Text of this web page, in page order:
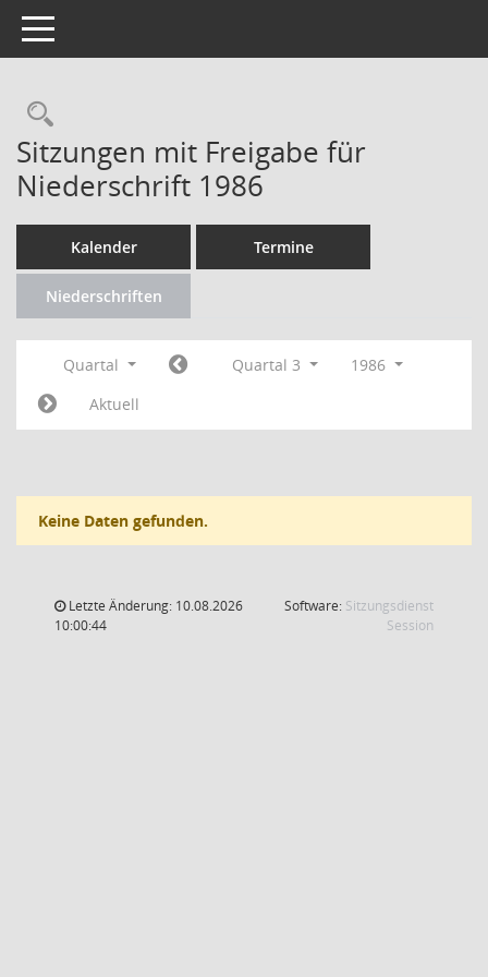
Toggle navigation
Rechercheauswahl
Sitzungen mit Freigabe für
Niederschrift 1986
Kalender Termine
Niederschriften
Quartal Quartal 3
1986
Aktuell
Keine Daten gefunden.
Letzte Änderung: 10.08.2026
10:00:44
Software: Sitzungsdienst
Session